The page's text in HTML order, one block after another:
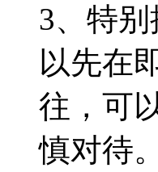
3、特
以先在
往，可
慎对待。